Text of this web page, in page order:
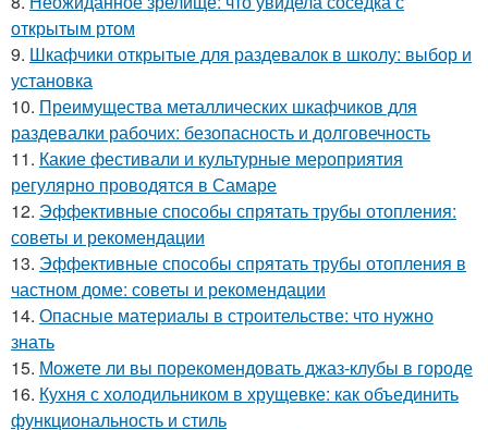
открытым ртом
9. Шкафчики открытые для раздевалок в школу: выбор и
установка
10. Преимущества металлических шкафчиков для
раздевалки рабочих: безопасность и долговечность
11. Какие фестивали и культурные мероприятия
регулярно проводятся в Самаре
12. Эффективные способы спрятать трубы отопления:
советы и рекомендации
13. Эффективные способы спрятать трубы отопления в
частном доме: советы и рекомендации
14. Опасные материалы в строительстве: что нужно
знать
15. Можете ли вы порекомендовать джаз-клубы в городе
16. Кухня с холодильником в хрущевке: как объединить
функциональность и стиль